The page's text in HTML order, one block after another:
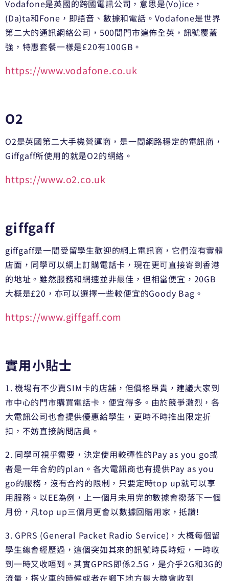
Vodafone是英國的跨國電訊公司，意思是(Vo)ice，
(Da)ta和Fone，即語音、數據和電話。Vodafone是世界
第二大的通訊網絡公司，500間門市遍佈全英，訊號覆蓋
強，特惠套餐一樣是£20有100GB。
https://www.vodafone.co.uk
O2
O2是英國第二大手機營運商，是一間網路穩定的電訊商，
Giffgaff所使用的就是O2的網絡。
https://www.o2.co.uk
giffgaff
giffgaff是一間受留學生歡迎的網上電訊商，它們沒有實體
店面，同學可以網上訂購電話卡，現在更可直接寄到香港
的地址。雖然服務和網速並非最佳，但相當便宜，20GB
大概是£20，亦可以選擇一些較便宜的Goody Bag。
https://www.giffgaff.com
實用小貼士
1. 機場有不少賣SIM卡的店舖，但價格昂貴，建議大家到
市中心的門市購買電話卡，便宜得多。由於競爭激烈，各
大電訊公司也會提供優惠給學生，更時不時推出限定折
扣，不妨直接詢問店員。
2. 同學可視乎需要，決定使用較彈性的Pay as you go或
者是一年合約的plan。各大電訊商也有提供Pay as you
go的服務，沒有合約的限制，只要定時top up就可以享
用服務。以EE為例，上一個月未用完的數據會撥落下一個
月份，凡top up三個月更會以數據回贈用家，抵讚!
3. GPRS (General Packet Radio Service)，大概每個留
學生總會經歷過，這個突如其來的訊號時長時短，一時收
到一時又收唔到。其實GPRS即係2.5G，是介乎2G和3G的
流量，搭火車的時候或者在鄉下地方最大機會收到